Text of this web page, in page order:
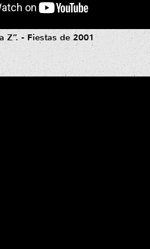
Z”. - Fiestas de 2001